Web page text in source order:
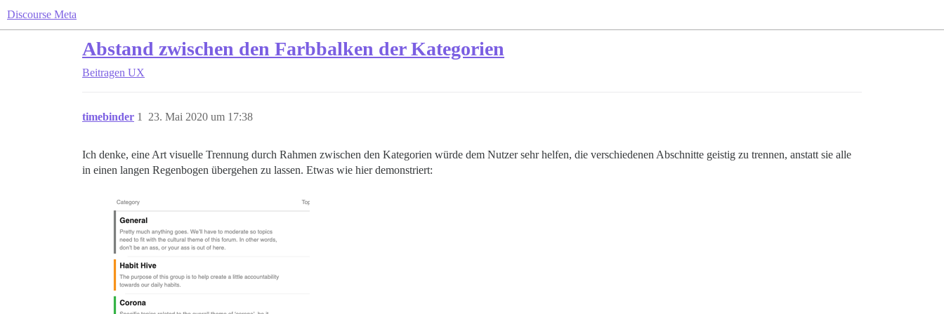
Discourse Meta
Abstand zwischen den Farbbalken der Kategorien
Beitragen UX
timebinder 23. Mai 2020 um 17:38
1
Ich denke, eine Art visuelle Trennung durch Rahmen zwischen den Kategorien würde dem Nutzer sehr helfen, die verschiedenen Abschnitte geistig zu trennen, anstatt sie alle
in einen langen Regenbogen übergehen zu lassen. Etwas wie hier demonstriert: